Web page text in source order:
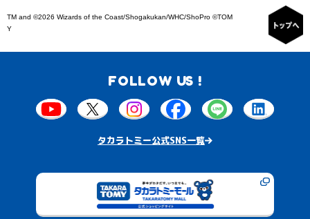
TM and ©2026 Wizards of the Coast/Shogakukan/WHC/ShoPro ©TOM
Y
FOLLOW US !
タカラトミー公式SNS一覧